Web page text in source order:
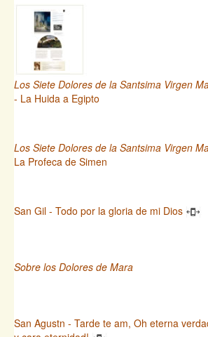
Los Siete Dolores de la Santsima Virgen
- La Huida a Egipto
Los Siete Dolores de la Santsima Virgen
La Profeca de Simen
San Gil - Todo por la gloria de mi Dios
Sobre los Dolores de Mara
San Agustn - Tarde te am, Oh eterna